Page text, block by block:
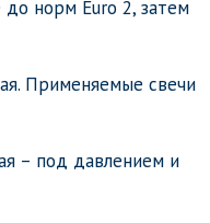
норм Euro 2, затем
Применяемые свечи
– под давлением и